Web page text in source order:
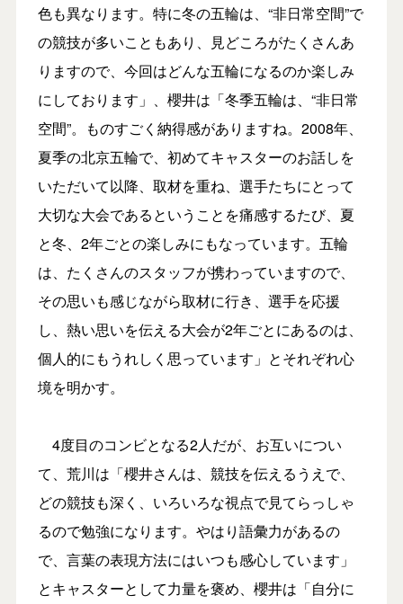
色も異なります。特に冬の五輪は、“非日常空間”で
の競技が多いこともあり、見どころがたくさんあ
りますので、今回はどんな五輪になるのか楽しみ
にしております」、櫻井は「冬季五輪は、“非日常
空間”。ものすごく納得感がありますね。2008年、
夏季の北京五輪で、初めてキャスターのお話しを
いただいて以降、取材を重ね、選手たちにとって
大切な大会であるということを痛感するたび、夏
と冬、2年ごとの楽しみにもなっています。五輪
は、たくさんのスタッフが携わっていますので、
その思いも感じながら取材に行き、選手を応援
し、熱い思いを伝える大会が2年ごとにあるのは、
個人的にもうれしく思っています」とそれぞれ心
境を明かす。
4度目のコンビとなる2人だが、お互いについ
て、荒川は「櫻井さんは、競技を伝えるうえで、
どの競技も深く、いろいろな視点で見てらっしゃ
るので勉強になります。やはり語彙力があるの
で、言葉の表現方法にはいつも感心しています」
とキャスターとして力量を褒め、櫻井は「自分に